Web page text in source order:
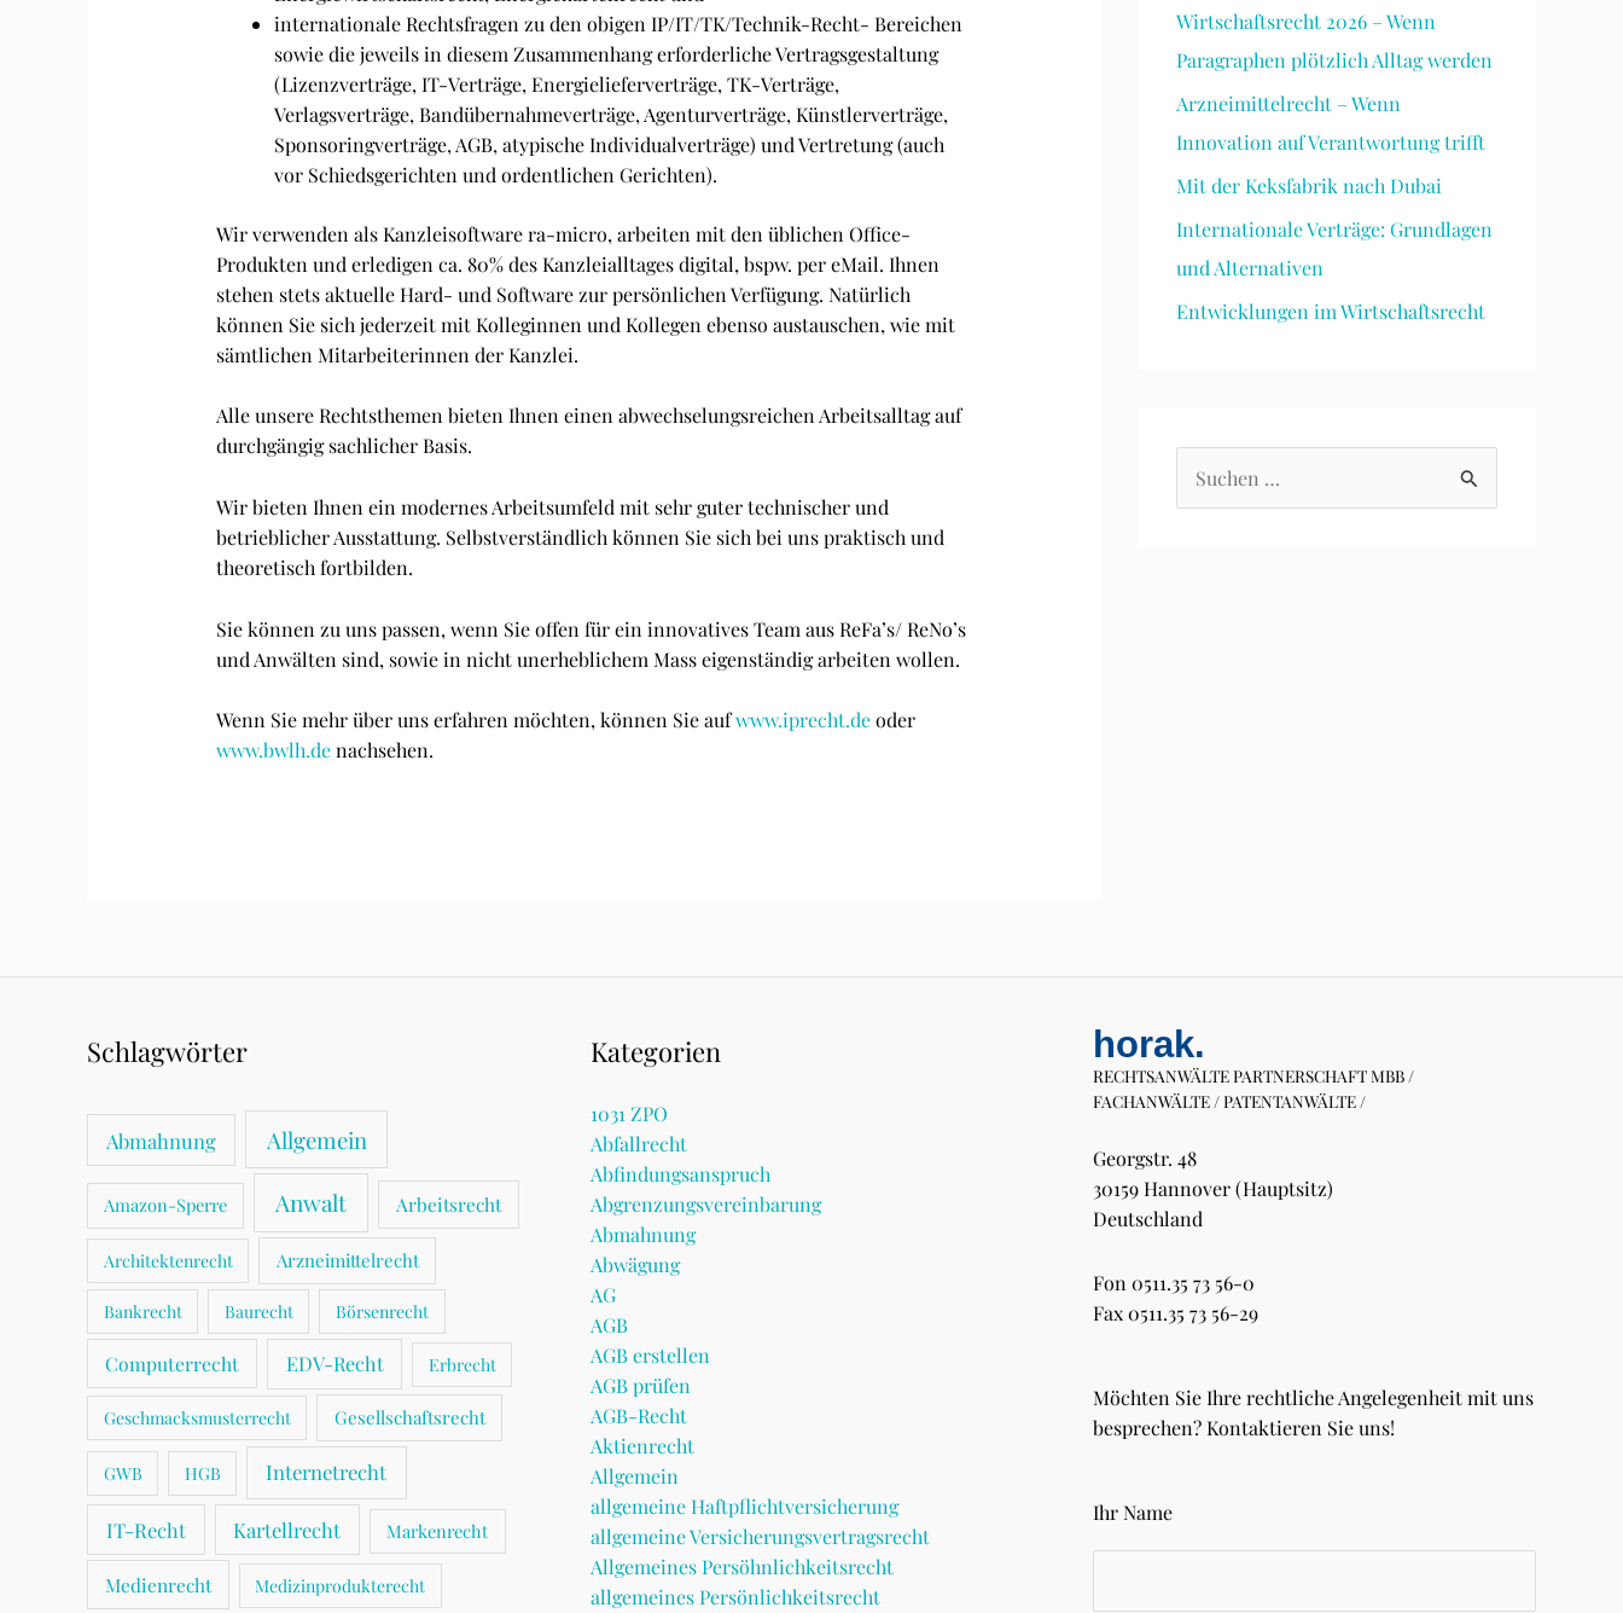
internationale Rechtsfragen zu den obigen IP/IT/TK/Technik-Recht- Bereichen
sowie die jeweils in diesem Zusammenhang erforderliche Vertragsgestaltung
(Lizenzverträge, IT-Verträge, Energielieferverträge, TK-Verträge,
Verlagsverträge, Bandübernahmeverträge, Agenturverträge, Künstlerverträge,
Sponsoringverträge, AGB, atypische Individualverträge) und Vertretung (auch
vor Schiedsgerichten und ordentlichen Gerichten).
Wir verwenden als Kanzleisoftware ra-micro, arbeiten mit den üblichen Office-
Produkten und erledigen ca. 80% des Kanzleialltages digital, bspw. per eMail. Ihnen
stehen stets aktuelle Hard- und Software zur persönlichen Verfügung. Natürlich
können Sie sich jederzeit mit Kolleginnen und Kollegen ebenso austauschen, wie mit
sämtlichen Mitarbeiterinnen der Kanzlei.
Alle unsere Rechtsthemen bieten Ihnen einen abwechselungsreichen Arbeitsalltag auf
durchgängig sachlicher Basis.
Wir bieten Ihnen ein modernes Arbeitsumfeld mit sehr guter technischer und
betrieblicher Ausstattung. Selbstverständlich können Sie sich bei uns praktisch und
theoretisch fortbilden.
Sie können zu uns passen, wenn Sie offen für ein innovatives Team aus ReFa’s/ ReNo’s
und Anwälten sind, sowie in nicht unerheblichem Mass eigenständig arbeiten wollen.
Wenn Sie mehr über uns erfahren möchten, können Sie aufwww.iprecht.deoder
www.bwlh.denachsehen.
Wirtschaftsrecht 2026 – Wenn
Paragraphen plötzlich Alltag werden
Arzneimittelrecht – Wenn
Innovation auf Verantwortung trifft
Mit der Keksfabrik nach Dubai
Internationale Verträge: Grundlagen
und Alternativen
Entwicklungen im Wirtschaftsrecht
u
Schlagwörter
Abmahnung Allgemein
Amazon-Sperre Anwalt Arbeitsrecht
Architektenrecht Arzneimittelrecht
Bankrecht Baurecht Börsenrecht
Computerrecht EDV-Recht Erbrecht
Geschmacksmusterrecht Gesellschaftsrecht
GWB HGB Internetrecht
IT-Recht Kartellrecht Markenrecht
Medienrecht Medizinprodukterecht
Kategorien
1031 ZPO
Abfallrecht
Abfindungsanspruch
Abgrenzungsvereinbarung
Abmahnung
Abwägung
AG
AGB
AGB erstellen
AGB prüfen
AGB-Recht
Aktienrecht
Allgemein
allgemeine Haftpflichtversicherung
allgemeine Versicherungsvertragsrecht
Allgemeines Persöhnlichkeitsrecht
allgemeines Persönlichkeitsrecht
horak.
RECHTSANWÄLTE PARTNERSCHAFT MBB /
FACHANWÄLTE / PATENTANWÄLTE /
Georgstr. 48
30159 Hannover (Hauptsitz)
Deutschland
Fon 0511.35 73 56-0
Fax 0511.35 73 56-29
Möchten Sie Ihre rechtliche Angelegenheit mit uns
besprechen? Kontaktieren Sie uns!
Ihr Name